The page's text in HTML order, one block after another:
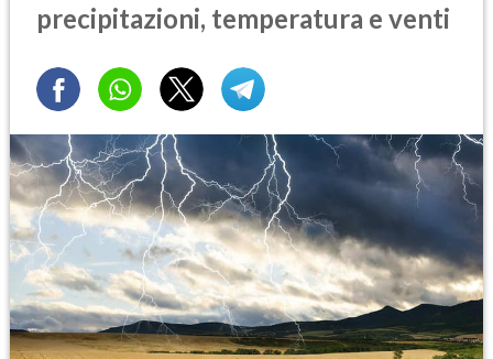
precipitazioni, temperatura e venti